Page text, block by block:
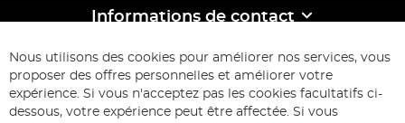
Informations de contact
ABONNEZ-VOUS & ECONOMISEZ
Inscription
à
Inscription
Nous utilisons des cookies pour améliorer nos services, vous
proposer des offres personnelles et améliorer votre
expérience. Si vous n'acceptez pas les cookies facultatifs ci-
dessous, votre expérience peut être affectée. Si vous